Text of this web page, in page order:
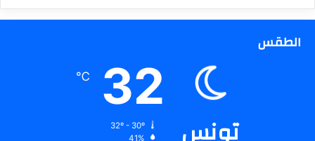
الطقس
تونس
32
℃
41%